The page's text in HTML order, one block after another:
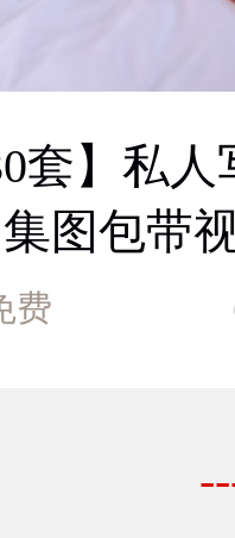
套】私人
图包带
费